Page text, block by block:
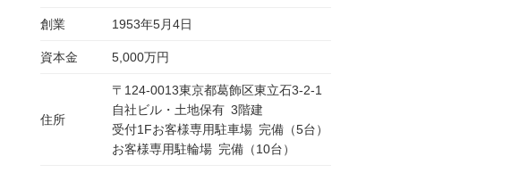
創業 1953年5月4日
資本金 5,000万円
住所
〒124-0013東京都葛飾区東立石3-2-1
自社ビル・土地保有 3階建
受付1Fお客様専用駐車場 完備（5台）
お客様専用駐輪場 完備（10台）